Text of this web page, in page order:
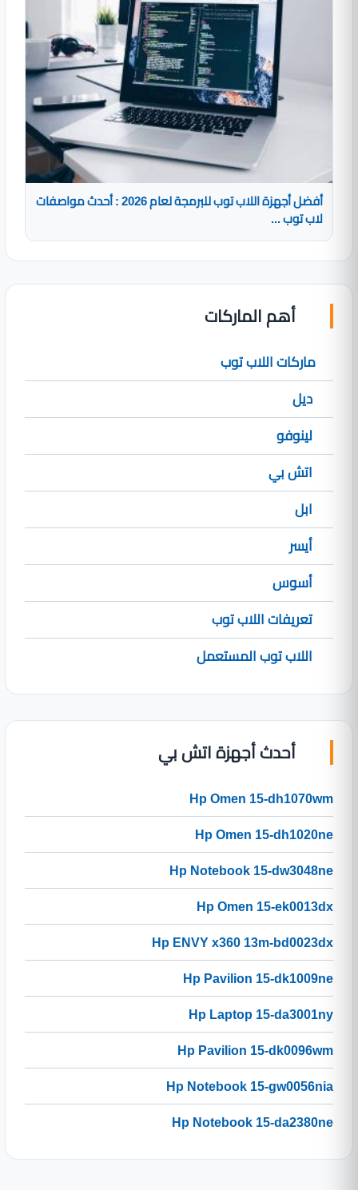
أفضل أجهزة اللاب توب للبرمجة لعام 2026 : أحدث مواصفات
لاب توب ...
أهم الماركات
ماركات اللاب توب
ديل
لينوفو
اتش بي
ابل
أيسر
أسوس
تعريفات اللاب توب
اللاب توب المستعمل
أحدث أجهزة اتش بي
Hp Omen 15-dh1070wm
Hp Omen 15-dh1020ne
Hp Notebook 15-dw3048ne
Hp Omen 15-ek0013dx
Hp ENVY x360 13m-bd0023dx
Hp Pavilion 15-dk1009ne
Hp Laptop 15-da3001ny
Hp Pavilion 15-dk0096wm
Hp Notebook 15-gw0056nia
Hp Notebook 15-da2380ne